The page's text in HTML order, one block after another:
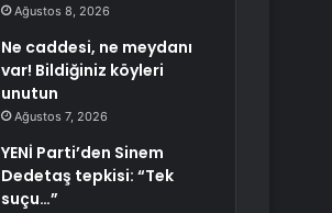
Ağustos 8, 2026
Ne caddesi, ne meydanı
var! Bildiğiniz köyleri
unutun
Ağustos 7, 2026
YENİ Parti’den Sinem
Dedetaş tepkisi: “Tek
suçu…”